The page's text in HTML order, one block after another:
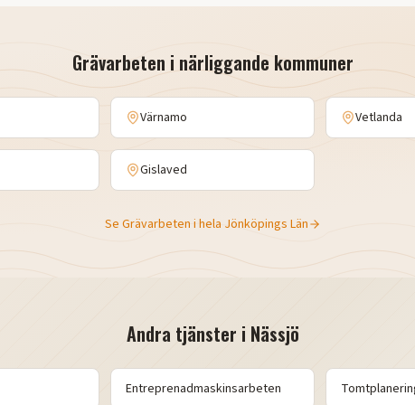
Grävarbeten i närliggande kommuner
Värnamo Vetlanda
Gislaved
Se Grävarbeten i hela Jönköpings Län
Andra tjänster i Nässjö
Entreprenadmaskinsarbeten